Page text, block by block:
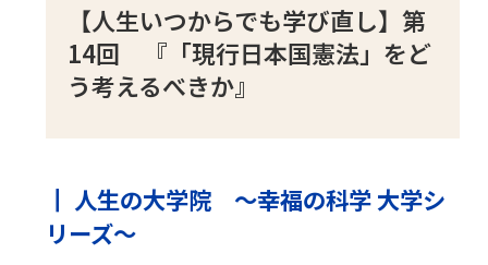
雑貨
外国語
【人生いつからでも学び直し】第
14回 『「現行日本国憲法」をど
う考えるべきか』
┃ 人生の大学院 ～幸福の科学 大学シ
リーズ～